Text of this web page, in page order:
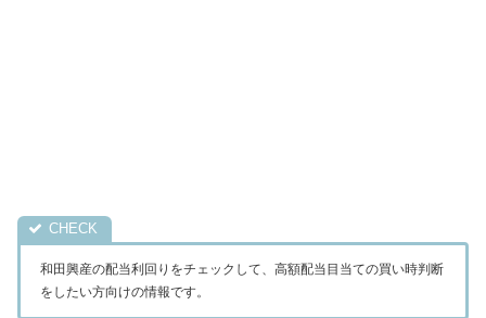
和田興産の配当利回りをチェックして、高額配当目当ての買い時判断
をしたい方向けの情報です。